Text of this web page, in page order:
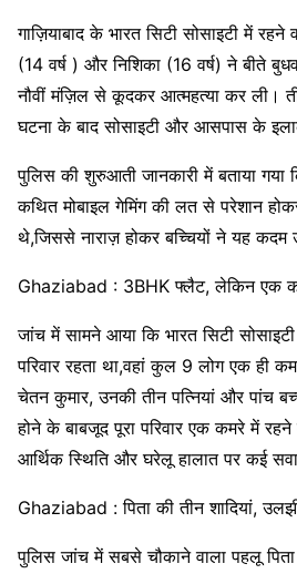
गाज़ियाबाद के भारत सिटी सोसाइटी में रहने
(14 वर्ष ) और निशिका (16 वर्ष) ने बीते
नौवीं मंज़िल से कूदकर आत्महत्या कर ली।
घटना के बाद सोसाइटी और आसपास के
पुलिस की शुरुआती जानकारी में बताया गया
कथित मोबाइल गेमिंग की लत से परेशान
थे,जिससे नाराज़ होकर बच्चियों ने यह कदम
Ghaziabad : 3BHK फ्लैट, लेकिन एक
जांच में सामने आया कि भारत सिटी
परिवार रहता था,वहां कुल 9 लोग एक ही
चेतन कुमार, उनकी तीन पत्नियां और पांच
होने के बाबजूद पूरा परिवार एक कमरे में रहने
आर्थिक स्थिति और घरेलू हालात पर कई
Ghaziabad : पिता की तीन शादियां,
पुलिस जांच में सबसे चौकाने वाला पहलू